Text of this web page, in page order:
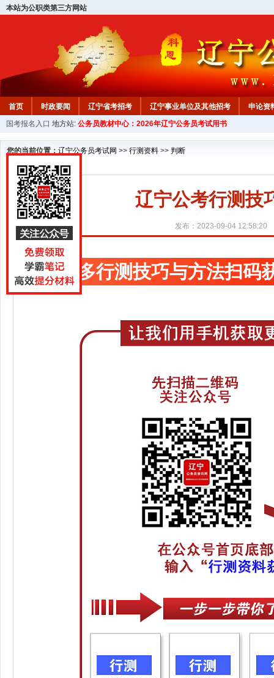
本站为公职类第三方网站
首页 时政要闻 辽宁省考招考 辽宁事业单位及其他招考 申论资
教材中心
国考报名入口 地方站: 公务员教材中心：2026年辽宁公务员考试用书
您的当前位置： 辽宁公务员考试网 >> 行测资料 >> 判断
辽宁公考行测技
发布：2023-09-04 12:58:20
更多行测技巧与方法扫码